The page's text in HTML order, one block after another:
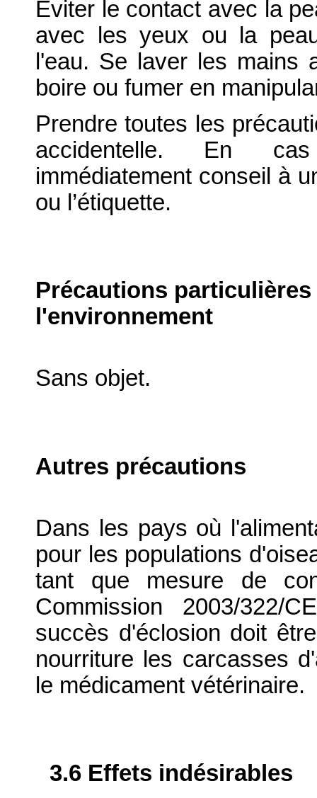
Eviter le contact avec la
avec les yeux ou la
l'eau. Se laver les mains
boire ou fumer en
Prendre toutes les
accidentelle. En cas
immédiatement conseil à
ou l’étiquette.
Précautions
l'environnement
Sans objet.
Autres précautions
Dans les pays où
pour les populations
tant que mesure de
Commission 2003/
succès d'éclosion doit
nourriture les carcasses
le médicament vétérinaire.
3.6 Effets indésirables